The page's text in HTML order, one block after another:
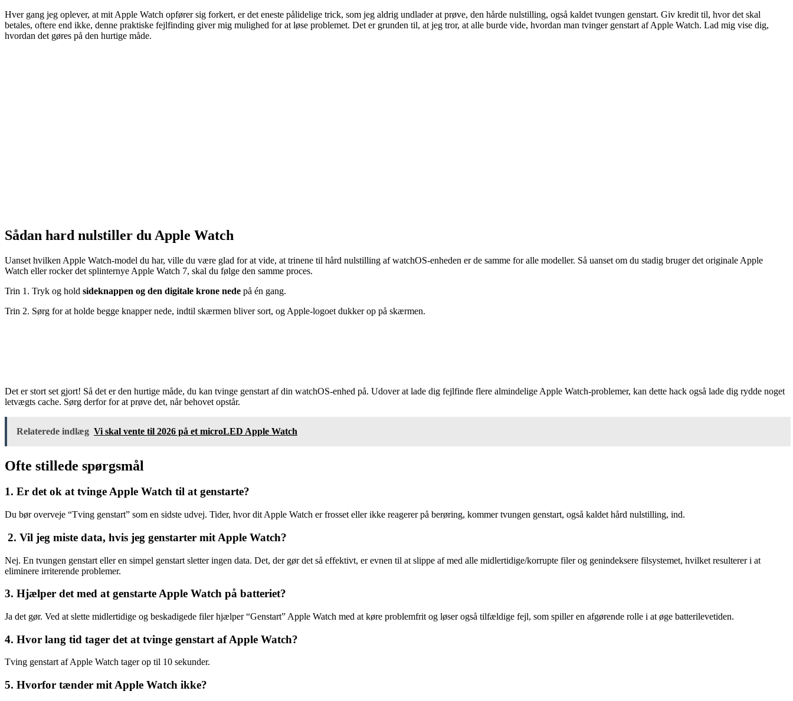
Hver gang jeg oplever, at mit Apple Watch opfører sig forkert, er det eneste pålidelige trick, som jeg aldrig undlader at prøve, den hårde nulstilling, også kaldet tvungen genstart. Giv kredit til, hvor det skal
betales, oftere end ikke, denne praktiske fejlfinding giver mig mulighed for at løse problemet. Det er grunden til, at jeg tror, ​​at alle burde vide, hvordan man tvinger genstart af Apple Watch. Lad mig vise dig,
hvordan det gøres på den hurtige måde.
Sådan hard nulstiller du Apple Watch
Uanset hvilken Apple Watch-model du har, ville du være glad for at vide, at trinene til hård nulstilling af watchOS-enheden er de samme for alle modeller. Så uanset om du stadig bruger det originale Apple
Watch eller rocker det splinternye Apple Watch 7, skal du følge den samme proces.
Trin 1. Tryk og hold sideknappen og den digitale krone nede på én gang.
Trin 2. Sørg for at holde begge knapper nede, indtil skærmen bliver sort, og Apple-logoet dukker op på skærmen.
Det er stort set gjort! Så det er den hurtige måde, du kan tvinge genstart af din watchOS-enhed på. Udover at lade dig fejlfinde flere almindelige Apple Watch-problemer, kan dette hack også lade dig rydde noget
letvægts cache. Sørg derfor for at prøve det, når behovet opstår.
Relaterede indlæg Vi skal vente til 2026 på et microLED Apple Watch
Ofte stillede spørgsmål
1. Er det ok at tvinge Apple Watch til at genstarte?
Du bør overveje “Tving genstart” som en sidste udvej. Tider, hvor dit Apple Watch er frosset eller ikke reagerer på berøring, kommer tvungen genstart, også kaldet hård nulstilling, ind.
2. Vil jeg miste data, hvis jeg genstarter mit Apple Watch?
Nej. En tvungen genstart eller en simpel genstart sletter ingen data. Det, der gør det så effektivt, er evnen til at slippe af med alle midlertidige/korrupte filer og genindeksere filsystemet, hvilket resulterer i at
eliminere irriterende problemer.
3. Hjælper det med at genstarte Apple Watch på batteriet?
Ja det gør. Ved at slette midlertidige og beskadigede filer hjælper “Genstart” Apple Watch med at køre problemfrit og løser også tilfældige fejl, som spiller en afgørende rolle i at øge batterilevetiden.
4. Hvor lang tid tager det at tvinge genstart af Apple Watch?
Tving genstart af Apple Watch tager op til 10 sekunder.
5. Hvorfor tænder mit Apple Watch ikke?